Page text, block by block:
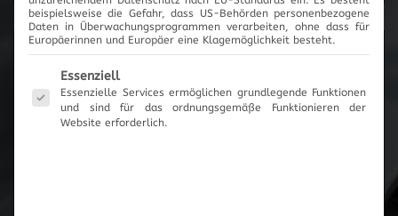
Produktanfrage
Es wurden keine Artikel vorgemerkt
beispielsweise die Gefahr, dass US-Behörden personenbezogene
Daten in Überwachungsprogrammen verarbeiten, ohne dass für
Europäerinnen und Europäer eine Klagemöglichkeit besteht.
Es folgt eine Liste der Service-Gruppen, für die eine
Essenziell
Essenzielle Services ermöglichen grundlegende Funktionen
und sind für das ordnungsgemäße Funktionieren der
Website erforderlich.